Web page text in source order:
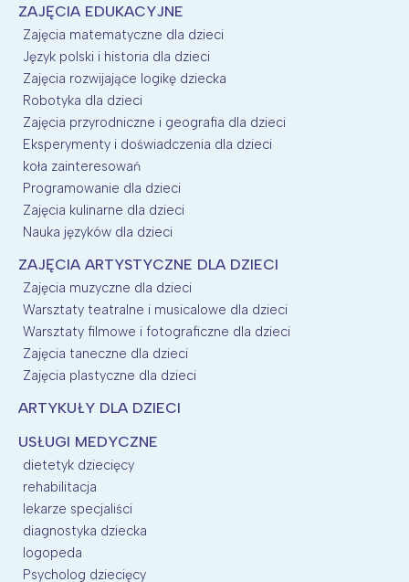
ZAJĘCIA EDUKACYJNE
Zajęcia matematyczne dla dzieci
Język polski i historia dla dzieci
Zajęcia rozwijające logikę dziecka
Robotyka dla dzieci
Zajęcia przyrodniczne i geografia dla dzieci
Eksperymenty i doświadczenia dla dzieci
koła zainteresowań
Programowanie dla dzieci
Zajęcia kulinarne dla dzieci
Nauka języków dla dzieci
ZAJĘCIA ARTYSTYCZNE DLA DZIECI
Zajęcia muzyczne dla dzieci
Warsztaty teatralne i musicalowe dla dzieci
Warsztaty filmowe i fotograficzne dla dzieci
Zajęcia taneczne dla dzieci
Zajęcia plastyczne dla dzieci
ARTYKUŁY DLA DZIECI
USŁUGI MEDYCZNE
dietetyk dziecięcy
rehabilitacja
lekarze specjaliści
diagnostyka dziecka
logopeda
Psycholog dziecięcy